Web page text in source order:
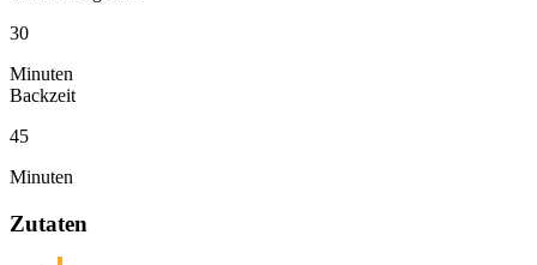
30
Minuten
Backzeit
45
Minuten
Zutaten